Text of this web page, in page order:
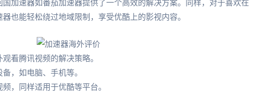
加速器如番茄加速器提供了一个高效的解决方案。同样，对于喜欢在
也能轻松绕过地域限制，享受优酷上的影视内容。
看腾讯视频的解决策略。
，如电脑、手机等。
，同样适用于优酷等平台。